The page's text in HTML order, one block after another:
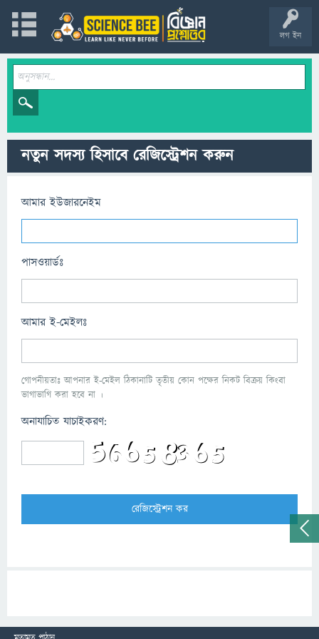
লগ ইন
নতুন সদস্য হিসাবে রেজিস্ট্রেশন করুন
আমার ইউজারনেইম
পাসওয়ার্ডঃ
আমার ই-মেইলঃ
গোপনীয়তাঃ আপনার ই-মেইল ঠিকানাটি তৃতীয় কোন পক্ষের নিকট বিক্রয় কিংবা
ভাগাভাগি করা হবে না ।
অনাযাচিত যাচাইকরণ: